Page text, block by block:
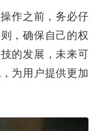
作之前，务必仔
，确保自己的权
的发展，未来可
为用户提供更加